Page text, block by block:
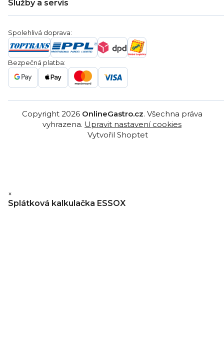
Věrnostní program
Blog
Záruka
Ochrana osobních údajů
Reklamační řády
Služby a servis
Servis a reklamace
Poptávka
Gastro projekty
Značky
Gastro velkoobchod
Spolehlivá doprava:
Bezpečná platba:
Vytvořil Shoptet
Copyright 2026 OnlineGastro.cz. Všechna práva
vyhrazena. Upravit nastavení cookies
×
Splátková kalkulačka ESSOX